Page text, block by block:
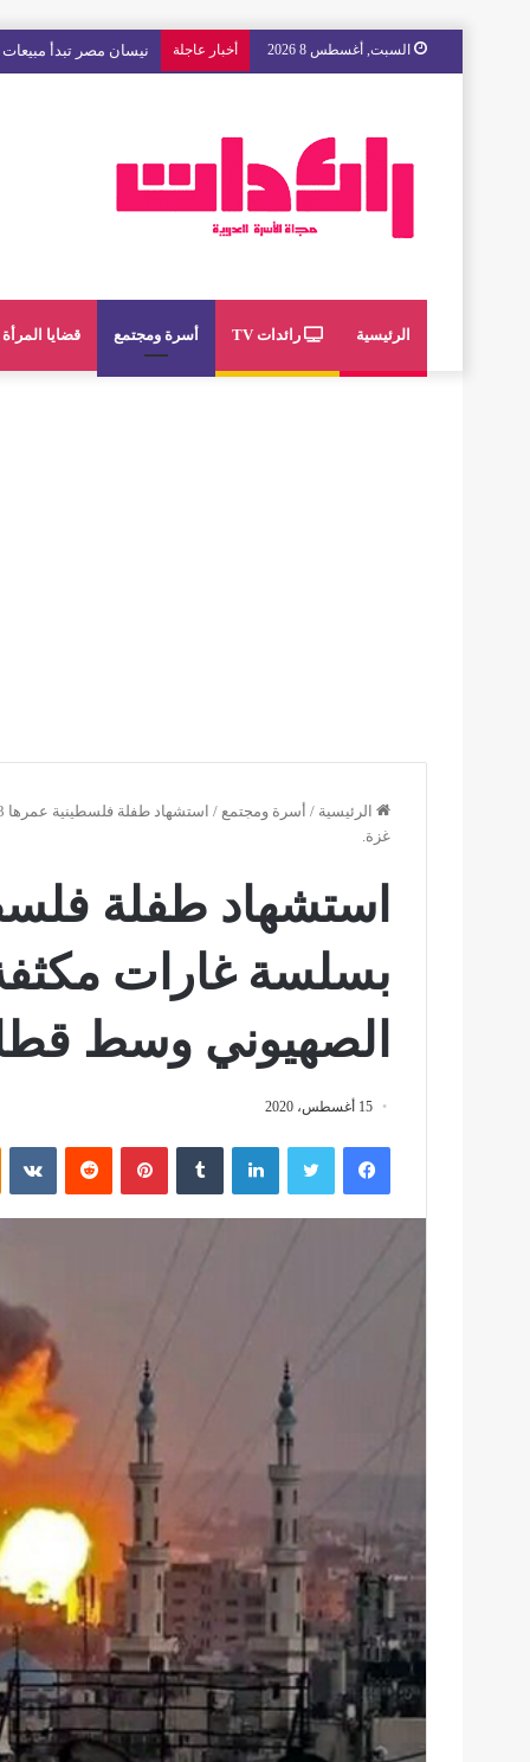
السبت, أغسطس 8 2026 أخبار عاجلة مع « The Next Ad » ، إنوي يُسند حملته الإعلانية المقبلة إلى الشباب المغربي
الرئيسية رائدات TV أسرة ومجتمع قضايا المرأة
الرئيسية / أسرة ومجتمع /
غزة.
بسلسة غارات
الصهيوني وسط
15 أغسطس، 2020
فيسبوك تويتر لينكدإن بينتيريست